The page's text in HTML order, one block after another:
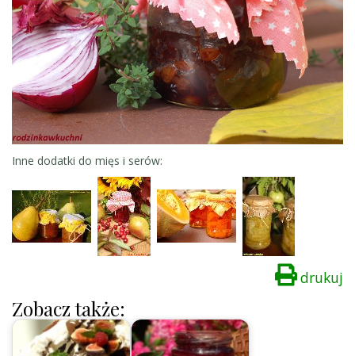
Inne dodatki do mięs i serów:
drukuj
Zobacz także: